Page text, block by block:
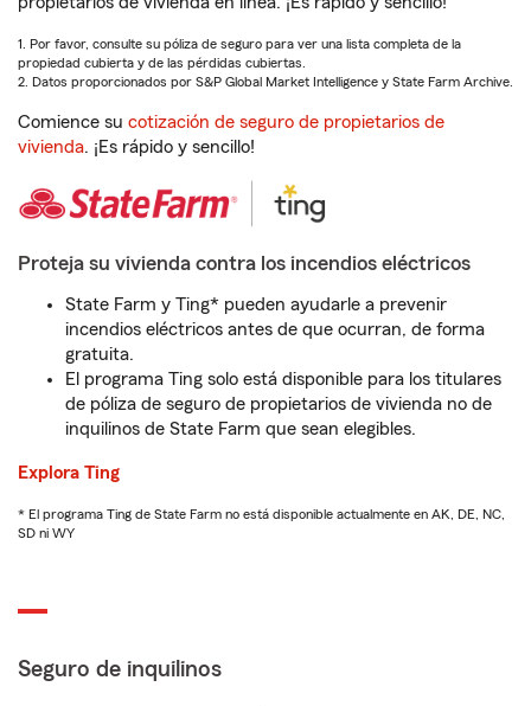
1. Por favor, consulte su póliza de seguro para ver una lista completa de la
propiedad cubierta y de las pérdidas cubiertas.
2. Datos proporcionados por S&P Global Market Intelligence y State Farm Archive.
Comience su cotización de seguro de propietarios de
vivienda. ¡Es rápido y sencillo!
Proteja su vivienda contra los incendios eléctricos
State Farm y Ting* pueden ayudarle a prevenir
incendios eléctricos antes de que ocurran, de forma
gratuita.
El programa Ting solo está disponible para los titulares
de póliza de seguro de propietarios de vivienda no de
inquilinos de State Farm que sean elegibles.
Explora Ting
* El programa Ting de State Farm no está disponible actualmente en AK, DE, NC,
SD ni WY
Seguro de inquilinos